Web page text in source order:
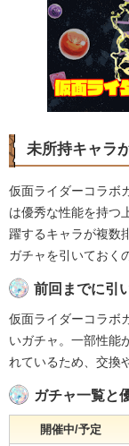
未所持キャラ
仮面ライダーコラボ
は優秀な性能を持つ
躍するキャラが複数
ガチャを引いておく
前回までに引
仮面ライダーコラボ
いガチャ。一部性能
れているため、交換
ガチャ一覧と
開催中/予定